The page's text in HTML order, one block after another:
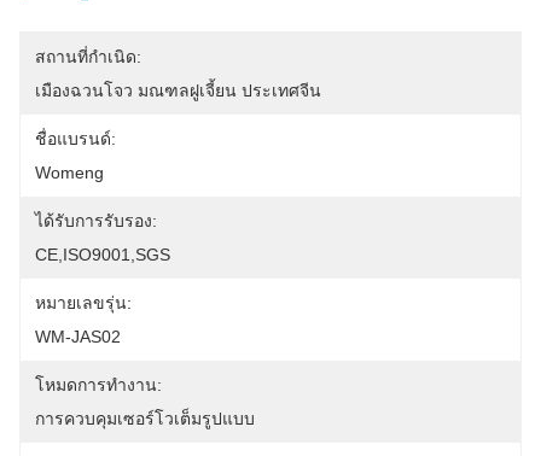
สถานที่กำเนิด:
เมืองฉวนโจว มณฑลฝูเจี้ยน ประเทศจีน
ชื่อแบรนด์:
Womeng
ได้รับการรับรอง:
CE,ISO9001,SGS
หมายเลขรุ่น:
WM-JAS02
โหมดการทำงาน:
การควบคุมเซอร์โวเต็มรูปแบบ